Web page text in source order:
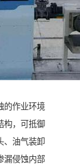
的作业环境
构，可抵御
、油气装卸
漏侵蚀内部